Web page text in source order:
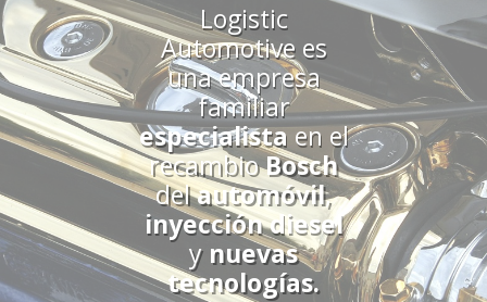
Logistic
Automotive es
una empresa
familiar
especialistaen el
recambioBosch
delautomóvil,
inyección diesel
y nuevas
tecnologías.